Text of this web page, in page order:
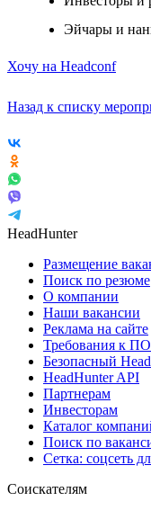
Эйчары и
Хочу на Headconf
Назад к списку
HeadHunter
Размещение
Поиск по резюме
О компании
Наши вакансии
Реклама на сайте
Требования к ПО
Безопасный
HeadHunter API
Партнерам
Инвесторам
Каталог
Поиск по
Сетка: соцсеть
Соискателям